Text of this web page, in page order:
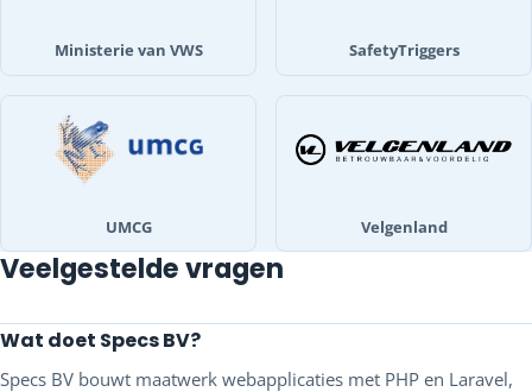
Ministerie van VWS SafetyTriggers
UMCG Velgenland
Veelgestelde vragen
Wat doet Specs BV?
Specs BV bouwt maatwerk webapplicaties met PHP en Laravel,